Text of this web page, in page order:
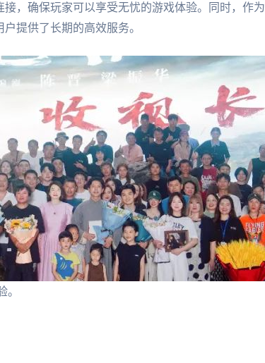
，确保玩家可以享受无忧的游戏体验。同时，作为
提供了长期的高效服务。
。